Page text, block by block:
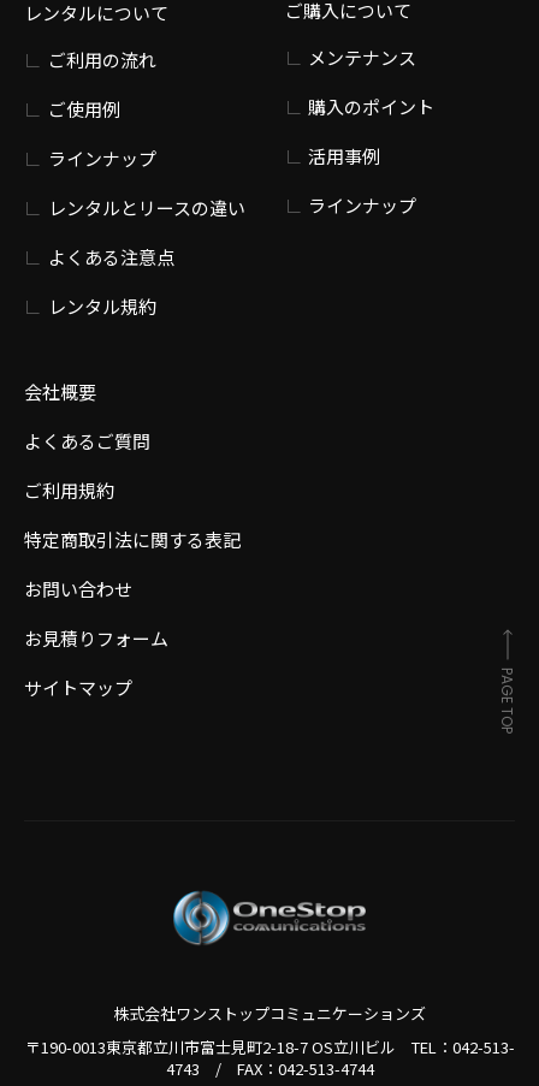
レンタルについて
ご利用の流れ
ご使用例
ラインナップ
レンタルとリースの違い
よくある注意点
レンタル規約
会社概要
よくあるご質問
ご利用規約
特定商取引法に関する表記
お問い合わせ
お見積りフォーム
サイトマップ
ご購入について
メンテナンス
購入のポイント
活用事例
ラインナップ
株式会社ワンストップコミュニケーションズ
〒190-0013東京都立川市富士見町2-18-7 OS立川ビル TEL： 042-513-
4743 / FAX：042-513-4744
PAGE TOP